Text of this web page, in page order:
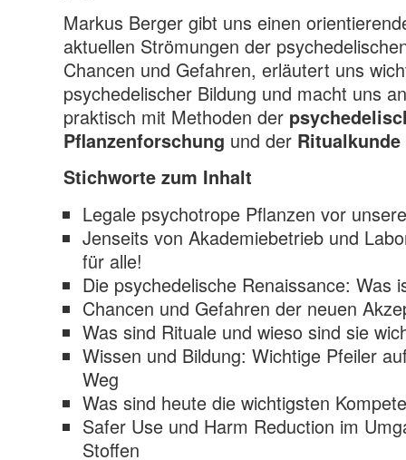
Markus Berger gibt uns einen
aktuellen Strömungen der
Chancen und Gefahren, erläutert uns
psychedelischer Bildung und macht uns
praktisch mit Methoden der
Pflanzenforschung und der Ritualkunde
Stichworte zum Inhalt
Legale psychotrope Pflanzen vor
Jenseits von Akademiebetrieb und
für alle!
Die psychedelische Renaissance: Was
Chancen und Gefahren der neuen
Was sind Rituale und wieso sind sie
Wissen und Bildung: Wichtige Pfeiler
Weg
Was sind heute die wichtigsten
Safer Use und Harm Reduction im
Stoffen